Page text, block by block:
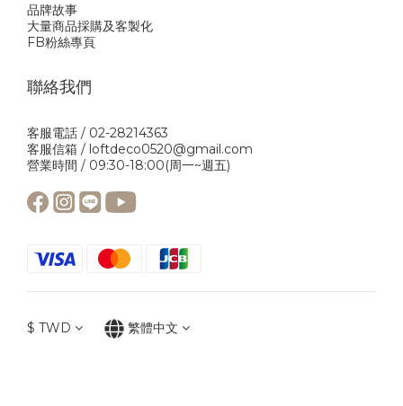
品牌故事
大量商品採購及客製化
FB粉絲專頁
聯絡我們
客服電話 / 02-28214363
客服信箱 / loftdeco0520@gmail.com
營業時間 / 09:30-18:00(周一~週五)
$ TWD 繁體中文